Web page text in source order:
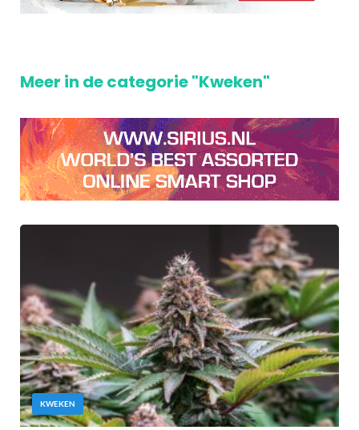
Meer in de categorie "Kweken"
KWEKEN